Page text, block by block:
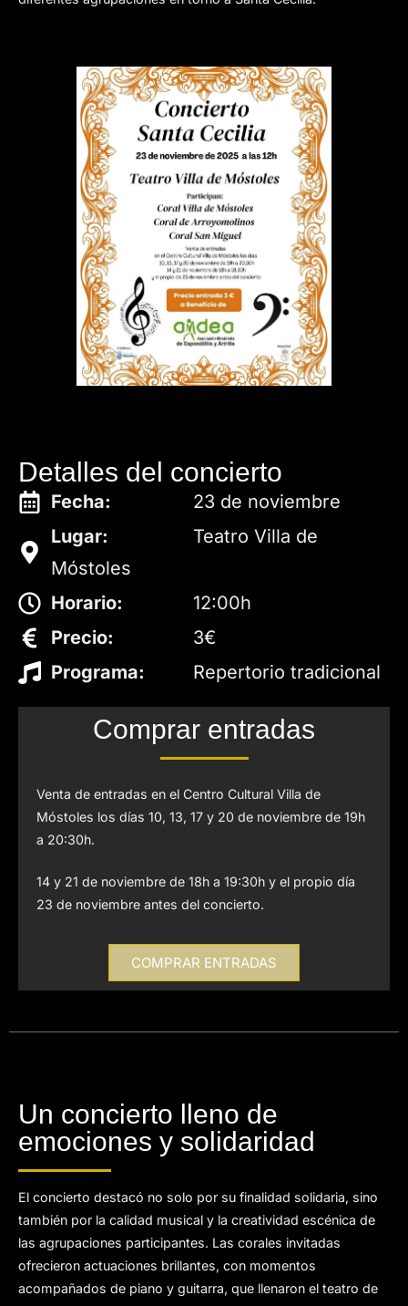
Detalles del concierto
Fecha:
23 de noviembre
Lugar:
Teatro Villa de
Móstoles
Horario:
12:00h
Precio:
3€
Programa:
Repertorio tradicional
Comprar entradas
Venta de entradas en el Centro Cultural Villa de
Móstoles los días 10, 13, 17 y 20 de noviembre de 19h
a 20:30h.
14 y 21 de noviembre de 18h a 19:30h y el propio día
23 de noviembre antes del concierto.
COMPRAR ENTRADAS
Un concierto lleno de
emociones y solidaridad
El concierto destacó no solo por su finalidad solidaria, sino
también por la calidad musical y la creatividad escénica de
las agrupaciones participantes. Las corales invitadas
ofrecieron actuaciones brillantes, con momentos
acompañados de piano y guitarra, que llenaron el teatro de